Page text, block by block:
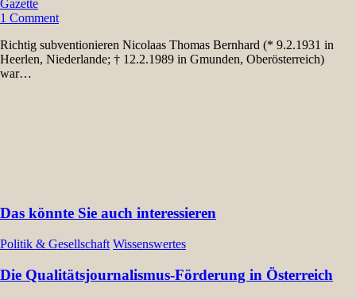
Gazette
1 Comment
Richtig subventionieren Nicolaas Thomas Bernhard (* 9.2.1931 in
Heerlen, Niederlande; † 12.2.1989 in Gmunden, Oberösterreich)
war…
Das könnte Sie auch interessieren
Politik & Gesellschaft Wissenswertes
Die Qualitätsjournalismus-Förderung in Österreich